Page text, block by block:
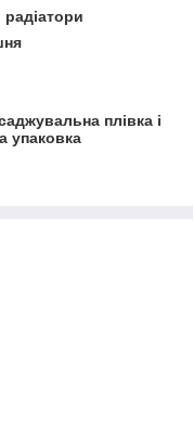
радіатори
плівка і
упаковка